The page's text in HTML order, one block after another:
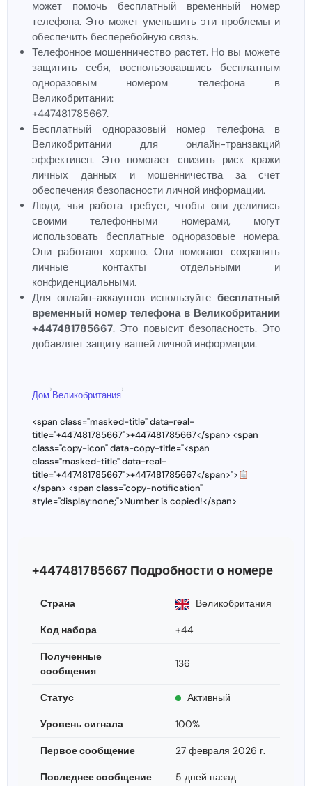
может помочь бесплатный временный номер
телефона. Это может уменьшить эти проблемы и
обеспечить бесперебойную связь.
Телефонное мошенничество растет. Но вы можете
защитить себя, воспользовавшись бесплатным
одноразовым номером телефона в
Великобритании:
+447481785667.
Бесплатный одноразовый номер телефона в
Великобритании для онлайн-транзакций
эффективен. Это помогает снизить риск кражи
личных данных и мошенничества за счет
обеспечения безопасности личной информации.
Люди, чья работа требует, чтобы они делились
своими телефонными номерами, могут
использовать бесплатные одноразовые номера.
Они работают хорошо. Они помогают сохранять
личные контакты отдельными и
конфиденциальными.
Для онлайн-аккаунтов используйте бесплатный
временный номер телефона в Великобритании
+447481785667. Это повысит безопасность. Это
добавляет защиту вашей личной информации.
Дом
›
Великобритания
›
<span class="masked-title" data-real-
title="+447481785667">+447481785667</span> <span
class="copy-icon" data-copy-title="<span
class="masked-title" data-real-
title="+447481785667">+447481785667</span>">
</span> <span class="copy-notification"
style="display:none;">Number is copied!</span>
+447481785667 Подробности о номере
Страна Великобритания
Код набора +44
Полученные
сообщения
136
Статус Активный
Уровень сигнала 100%
Первое сообщение 27 февраля 2026 г.
Последнее сообщение 5 дней назад